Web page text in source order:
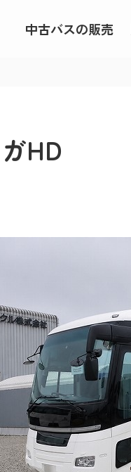
中古バスの販売
HD